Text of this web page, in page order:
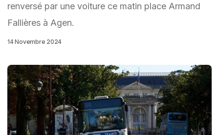
renversé par une voiture ce matin place Armand
Fallières à Agen.
14 Novembre 2024